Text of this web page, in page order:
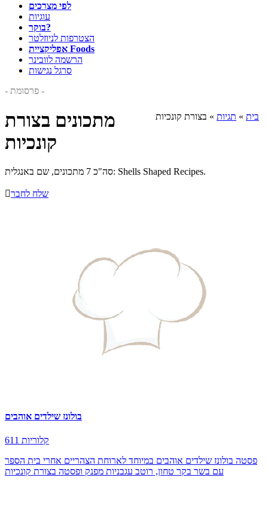
לפי מצרכים
עוגיות
בוקר?
הצטרפות לניוזלטר
אפליקציית Foods
הרשמה לוובינר
סרגל נגישות
- פרסומת -
בית » תגיות » בצורת קונכיות
מתכונים בצורת
קונכיות
סה"כ 7 מתכונים, שם באנגלית: Shells Shaped Recipes.
שלח לחבר
בולונז שילדים אוהבים
611 קלוריות
פסטה בולונז שילדים אוהבים במיוחד לארוחת הצהריים אחרי בית הספר
עם בשר בקר טחון, רוטב עגבניות מפנק ופסטה בצורת קונכיות